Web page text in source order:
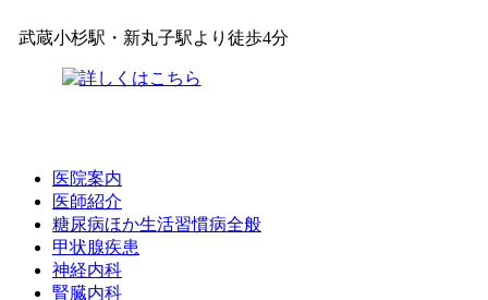
武蔵小杉駅・新丸子駅より徒歩4分
医院案内
医師紹介
糖尿病ほか生活習慣病全般
甲状腺疾患
神経内科
腎臓内科